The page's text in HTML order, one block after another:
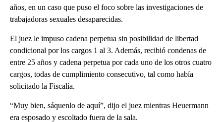
años, en un caso que puso el foco sobre las investigaciones de
trabajadoras sexuales desaparecidas.
El juez le impuso cadena perpetua sin posibilidad de libertad
condicional por los cargos 1 al 3. Además, recibió condenas de
entre 25 años y cadena perpetua por cada uno de los otros cuatro
cargos, todas de cumplimiento consecutivo, tal como había
solicitado la Fiscalía.
“Muy bien, sáquenlo de aquí”, dijo el juez mientras Heuermann
era esposado y escoltado fuera de la sala.